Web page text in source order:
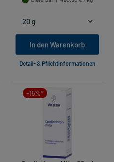
In den Warenkorb
Detail- & Pflichtinformationen
-15%*